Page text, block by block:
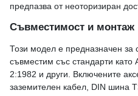
предпазва от неоторизиран
Съвместимост и монтаж
Този модел е предназначен
съвместим със стандарти като
2:1982 и други. Включените
заземителен кабел, DIN шина